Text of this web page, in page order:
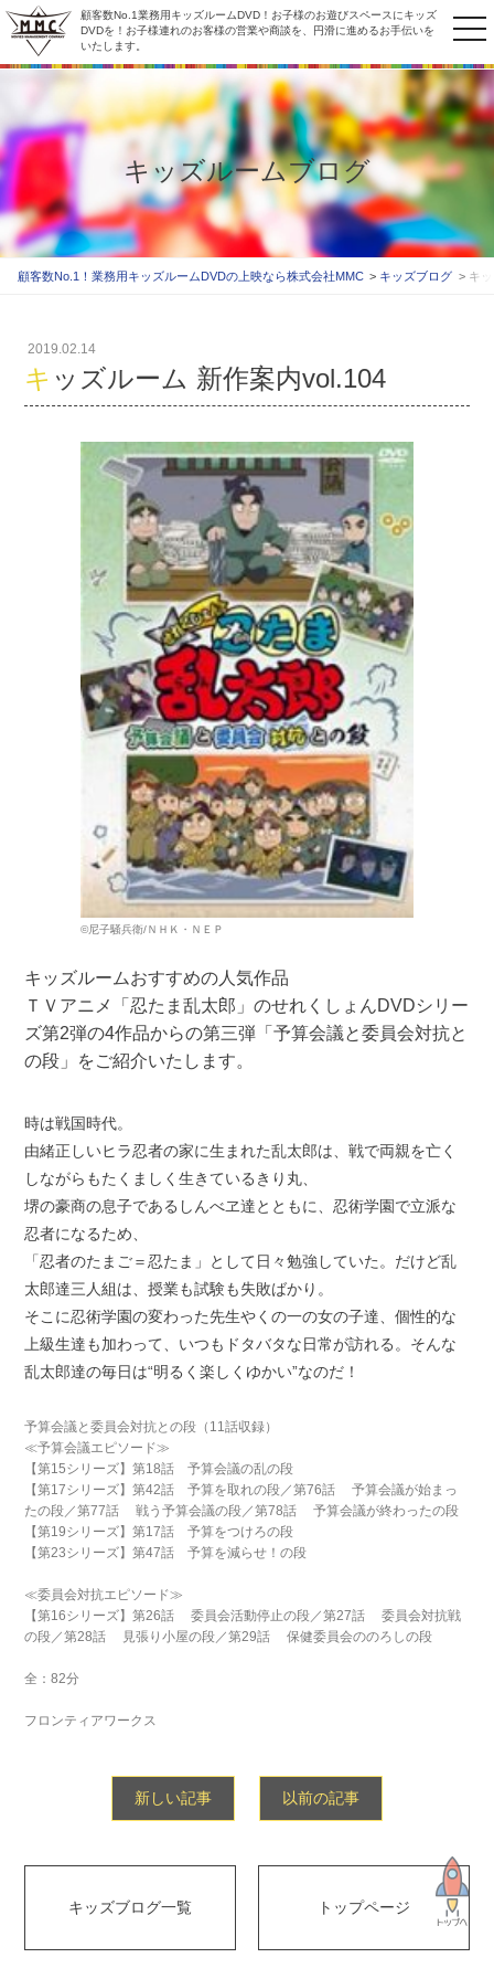
顧客数No.1業務用キッズルームDVD！お子様のお遊びスペースにキッズ
DVDを！お子様連れのお客様の営業や商談を、円滑に進めるお手伝いを
いたします。
キッズルームブログ
顧客数No.1！業務用キッズルームDVDの上映なら株式会社MMC キッズブログ キ
2019.02.14
キッズルーム 新作案内vol.104
©尼子騒兵衛/ＮＨＫ・ＮＥＰ
キッズルームおすすめの人気作品
ＴＶアニメ「忍たま乱太郎」のせれくしょんDVDシリー
ズ第2弾の4作品からの第三弾「予算会議と委員会対抗と
の段」をご紹介いたします。
時は戦国時代。
由緒正しいヒラ忍者の家に生まれた乱太郎は、戦で両親を亡く
しながらもたくましく生きているきり丸、
堺の豪商の息子であるしんべヱ達とともに、忍術学園で立派な
忍者になるため、
「忍者のたまご＝忍たま」として日々勉強していた。だけど乱
太郎達三人組は、授業も試験も失敗ばかり。
そこに忍術学園の変わった先生やくの一の女の子達、個性的な
上級生達も加わって、いつもドタバタな日常が訪れる。そんな
乱太郎達の毎日は“明るく楽しくゆかい”なのだ！
予算会議と委員会対抗との段（11話収録）
≪予算会議エピソード≫
【第15シリーズ】第18話 予算会議の乱の段
【第17シリーズ】第42話 予算を取れの段／第76話 予算会議が始まっ
たの段／第77話 戦う予算会議の段／第78話 予算会議が終わったの段
【第19シリーズ】第17話 予算をつけろの段
【第23シリーズ】第47話 予算を減らせ！の段
≪委員会対抗エピソード≫
【第16シリーズ】第26話 委員会活動停止の段／第27話 委員会対抗戦
の段／第28話 見張り小屋の段／第29話 保健委員会ののろしの段
全：82分
フロンティアワークス
新しい記事 以前の記事
キッズブログ一覧 トップページ